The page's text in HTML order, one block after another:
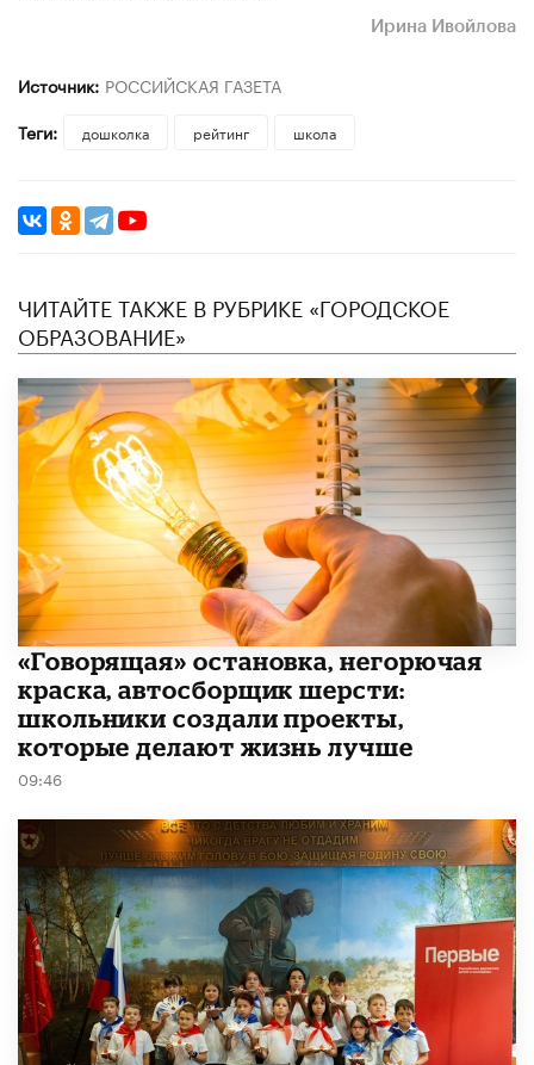
Ирина Ивойлова
Источник: РОССИЙСКАЯ ГАЗЕТА
Теги:
дошколка рейтинг школа
ЧИТАЙТЕ ТАКЖЕ В РУБРИКЕ «ГОРОДСКОЕ
ОБРАЗОВАНИЕ»
​«Говорящая» остановка, негорючая
краска, автосборщик шерсти:
школьники создали проекты,
которые делают жизнь лучше
09:46